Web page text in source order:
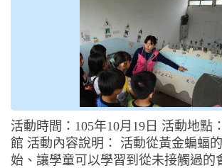
活動時間：105年10月19日 活動地點
館 活動內容說明： 活動從黃金蝙蝠
始、讓學童可以學習到從未接觸過的